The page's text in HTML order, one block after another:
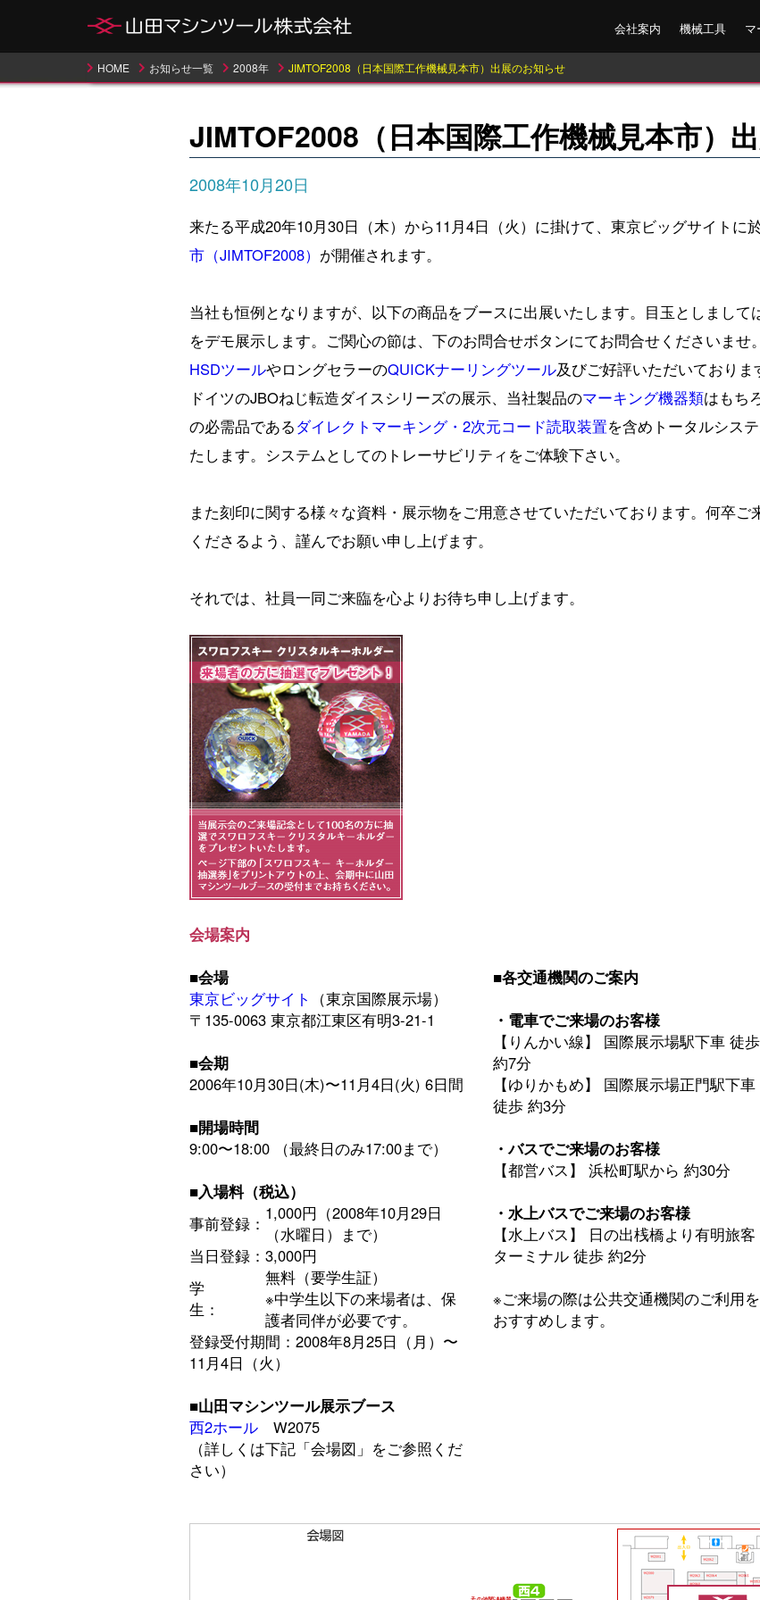
JIMTOF2008（日本国際工作機械見本市）
2008年10月20日
来たる平成20年10月30日（木）から11月4日（火）に掛けて、東京ビッグサイトに於
市（JIMTOF2008） が開催されます。
当社も恒例となりますが、以下の商品をブースに出展いたします。目玉としまして
をデモ展示します。ご関心の節は、下のお問合せボタンにてお問合せくださいませ
HSDツールやロングセラーのQUICKナーリングツール及びご好評いただいており
ドイツのJBOねじ転造ダイスシリーズの展示、当社製品のマーキング機器類はもち
の必需品であるダイレクトマーキング・2次元コード読取装置を含めトータルシス
たします。システムとしてのトレーサビリティをご体
また刻印に関する様々な資料・展示物をご用意させていただいております。何卒ご
くださるよう、謹んでお願い申し上げます。
それでは、社員一同ご来臨を心よりお待ち申し上げます。
会場案内
■会場
東京ビッグサイト
（東京国際展示場）
〒135-0063 東京都江東区有明3-21-1
■会期
2006年10月30日(木)〜11月4日(火) 6日間
■開場時間
9:00〜18:00 （最終日のみ17:00まで）
■入場料（税込）
事前登録： 1,000円（2008年10月29日
（水曜日）まで）
当日登録： 3,000円
学
生：
無料（要学生証）
※中学生以下の来場者は、保
護者同伴が必要です。
登録受付期間：2008年8月25日（月）〜
11月4日（火）
■山田マシンツール展示ブース
西2ホール W2075
（詳しくは下記「会場図」をご参照くだ
さい）
■各交通機関のご案内
・電車でご来場のお客様
【りんかい線】 国際展示場駅下車 徒歩
約7分
【ゆりかもめ】 国際展示場正門駅下車
徒歩 約3分
・バスでご来場のお客様
【都営バス】 浜松町駅から 約30分
・水上バスでご来場のお客様
【水上バス】 日の出桟橋より有明旅客
ターミナル 徒歩 約2分
※ご来場の際は公共交通機関のご利用を
おすすめします。
HOME お知らせ一覧 2008年 JIMTOF2008（日本国際工作機械見本市）出展のお知らせ
会社案内 機械工具 マ